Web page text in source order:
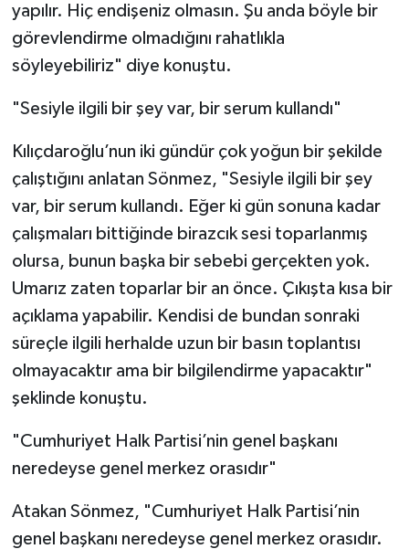
yapılır. Hiç endişeniz olmasın. Şu anda böyle bir
görevlendirme olmadığını rahatlıkla
söyleyebiliriz" diye konuştu.
"Sesiyle ilgili bir şey var, bir serum kullandı"
Kılıçdaroğlu’nun iki gündür çok yoğun bir şekilde
çalıştığını anlatan Sönmez, "Sesiyle ilgili bir şey
var, bir serum kullandı. Eğer ki gün sonuna kadar
çalışmaları bittiğinde birazcık sesi toparlanmış
olursa, bunun başka bir sebebi gerçekten yok.
Umarız zaten toparlar bir an önce. Çıkışta kısa bir
açıklama yapabilir. Kendisi de bundan sonraki
süreçle ilgili herhalde uzun bir basın toplantısı
olmayacaktır ama bir bilgilendirme yapacaktır"
şeklinde konuştu.
"Cumhuriyet Halk Partisi’nin genel başkanı
neredeyse genel merkez orasıdır"
Atakan Sönmez, "Cumhuriyet Halk Partisi’nin
genel başkanı neredeyse genel merkez orasıdır.